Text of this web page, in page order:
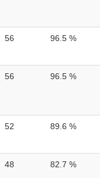
56 96.5 %
56 96.5 %
52 89.6 %
48 82.7 %